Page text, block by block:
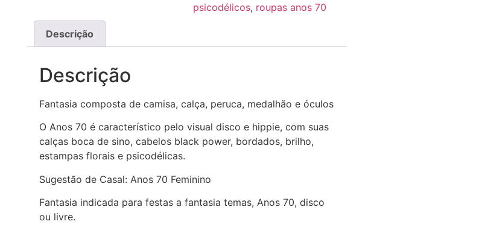
psicodélicos, roupas anos 70
Descrição
Descrição
Fantasia composta de camisa, calça, peruca, medalhão e óculos
O Anos 70 é característico pelo visual disco e hippie, com suas
calças boca de sino, cabelos black power, bordados, brilho,
estampas florais e psicodélicas.
Sugestão de Casal: Anos 70 Feminino
Fantasia indicada para festas a fantasia temas, Anos 70, disco
ou livre.